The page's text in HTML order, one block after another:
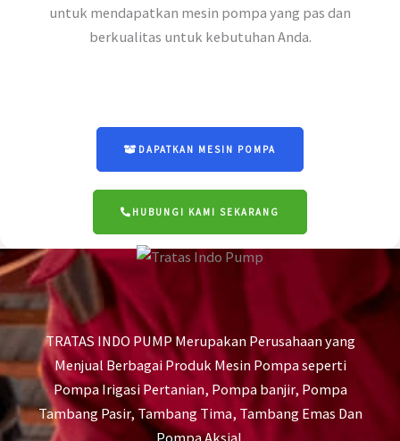
untuk mendapatkan mesin pompa yang pas dan
berkualitas untuk kebutuhan Anda.
DAPATKAN MESIN POMPA
HUBUNGI KAMI SEKARANG
TRATAS INDO PUMP Merupakan Perusahaan yang
Menjual Berbagai Produk Mesin Pompa seperti
Pompa Irigasi Pertanian, Pompa banjir, Pompa
Tambang Pasir, Tambang Tima, Tambang Emas Dan
Pompa Aksial.